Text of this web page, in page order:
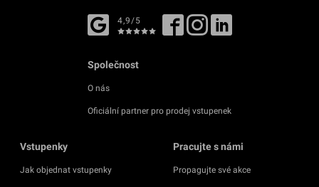
4,9/5
Společnost
O nás
Oficiální partner pro prodej vstupenek
Vstupenky
Jak objednat vstupenky
Pracujte s námi
Propagujte své akce